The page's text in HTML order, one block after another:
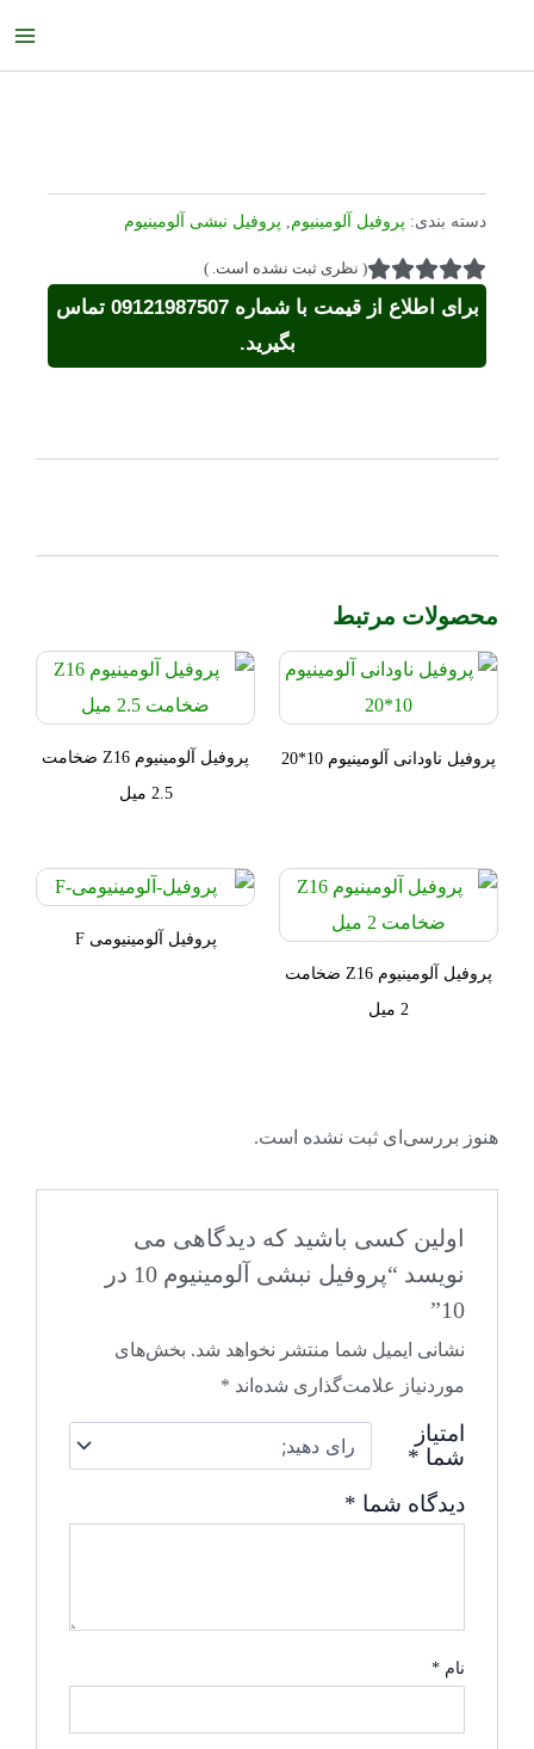
دسته بندی: پروفیل آلومینیوم پروفیل نبشی آلومینیوم
( نظری ثبت نشده است. )
برای اطلاع از قیمت با شماره 09121987507 تماس
بگیرید.
محصولات مرتبط
پروفیل ناودانی آلومینیوم 10*20
پروفیل آلومینیوم Z16 ضخامت
2.5 میل
پروفیل آلومینیوم Z16 ضخامت
2 میل
پروفیل آلومینیومی F
هنوز بررسی‌ای ثبت نشده است.
اولین کسی باشید که دیدگاهی می
نویسد “پروفیل نبشی آلومینیوم 10 در
10”
نشانی ایمیل شما منتشر نخواهد شد. بخش‌های
موردنیاز علامت‌گذاری شده‌اند *
امتیاز
شما *
دیدگاه شما *
نام *